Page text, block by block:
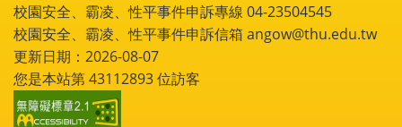
校園安全、霸凌、性平事件申訴專線 04-23504545
校園安全、霸凌、性平事件申訴信箱 angow@thu.edu.tw
更新日期：2026-08-07
您是本站第43112893位訪客